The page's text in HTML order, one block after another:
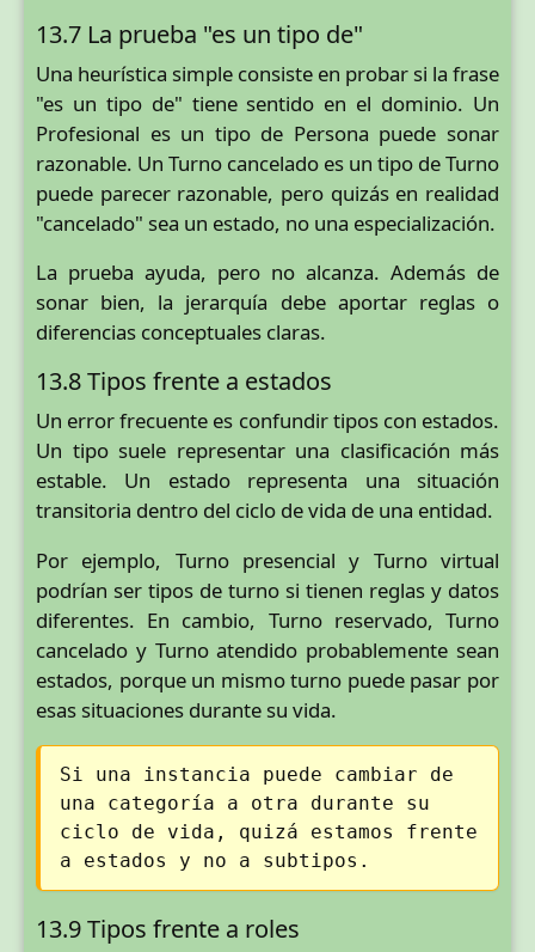
13.7 La prueba "es un tipo de"
Una heurística simple consiste en probar si la frase
"es un tipo de" tiene sentido en el dominio. Un
Profesional es un tipo de Persona puede sonar
razonable. Un Turno cancelado es un tipo de Turno
puede parecer razonable, pero quizás en realidad
"cancelado" sea un estado, no una especialización.
La prueba ayuda, pero no alcanza. Además de
sonar bien, la jerarquía debe aportar reglas o
diferencias conceptuales claras.
13.8 Tipos frente a estados
Un error frecuente es confundir tipos con estados.
Un tipo suele representar una clasificación más
estable. Un estado representa una situación
transitoria dentro del ciclo de vida de una entidad.
Por ejemplo, Turno presencial y Turno virtual
podrían ser tipos de turno si tienen reglas y datos
diferentes. En cambio, Turno reservado, Turno
cancelado y Turno atendido probablemente sean
estados, porque un mismo turno puede pasar por
esas situaciones durante su vida.
Si una instancia puede cambiar de
una categoría a otra durante su
ciclo de vida, quizá estamos frente
a estados y no a subtipos.
13.9 Tipos frente a roles